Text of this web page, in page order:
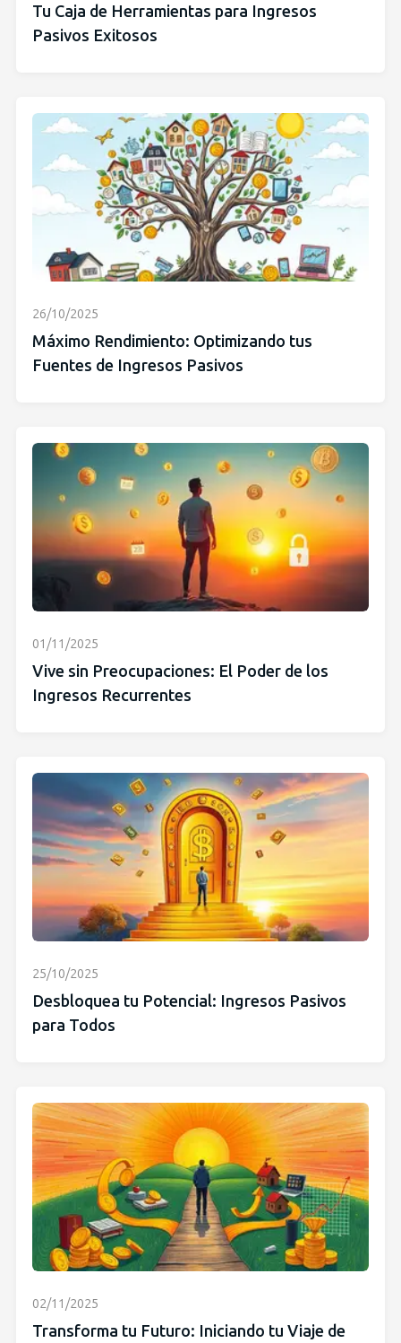
Tu Caja de Herramientas para Ingresos
Pasivos Exitosos
26/10/2025
Máximo Rendimiento: Optimizando tus
Fuentes de Ingresos Pasivos
01/11/2025
Vive sin Preocupaciones: El Poder de los
Ingresos Recurrentes
25/10/2025
Desbloquea tu Potencial: Ingresos Pasivos
para Todos
02/11/2025
Transforma tu Futuro: Iniciando tu Viaje de